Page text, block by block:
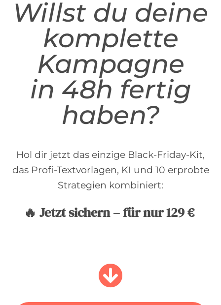
Willst du deine
komplette
Kampagne
in 48h fertig
haben?
Hol dir jetzt das einzige Black-Friday-Kit,
das Profi-Textvorlagen, KI und 10 erprobte
Strategien kombiniert:
🔥 Jetzt sichern – für nur 129 €